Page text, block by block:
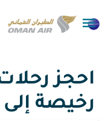

رخيصة إلى